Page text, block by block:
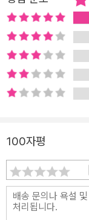
피곤한 일입니다. 실
할 수 있도록 단계별
생의 눈높이에 맞춰 설명했습니다. ■ 학
력했습니다. 학습 방
작정 읽어 가는 것은
에 맞게 암기할 것,
습니다. ■ 동영상 강의를 제공합니다. 시나공 컴퓨터활용능력 2급
필기 교재는 컴퓨터
세하고 쉬운 설명으
에 어려움을 느낄 수
부분을 동영상 강의
100자평